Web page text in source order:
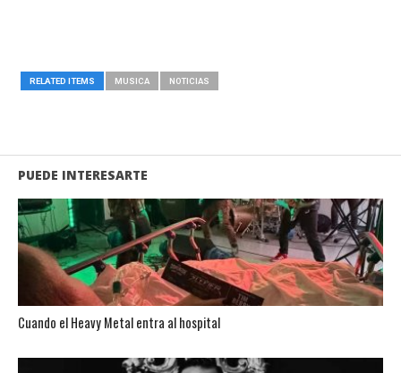
RELATED ITEMS MUSICA NOTICIAS
PUEDE INTERESARTE
Cuando el Heavy Metal entra al hospital